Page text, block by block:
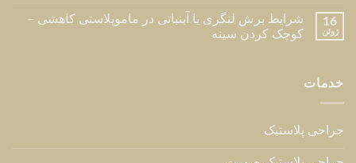
16
ژوئن
شرایط برش لنگری یا آبنباتی در ماموپلاستی کاهشی –
کوچک کردن سینه
خدمات
جراحی پلاستیک